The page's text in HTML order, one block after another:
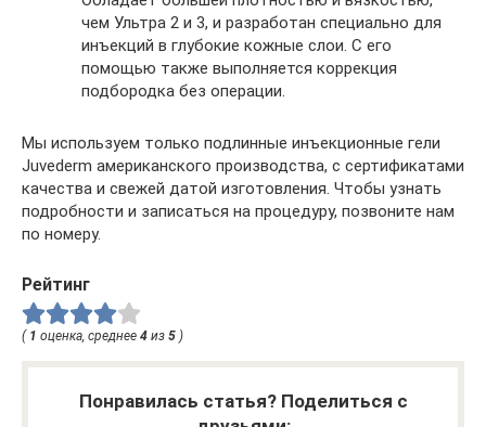
чем Ультра 2 и 3, и разработан специально для
инъекций в глубокие кожные слои. С его
помощью также выполняется коррекция
подбородка без операции.
Мы используем только подлинные инъекционные гели
Juvederm американского производства, с сертификатами
качества и свежей датой изготовления. Чтобы узнать
подробности и записаться на процедуру, позвоните нам
по номеру.
Рейтинг
( 1 оценка, среднее 4 из 5 )
Понравилась статья? Поделиться с